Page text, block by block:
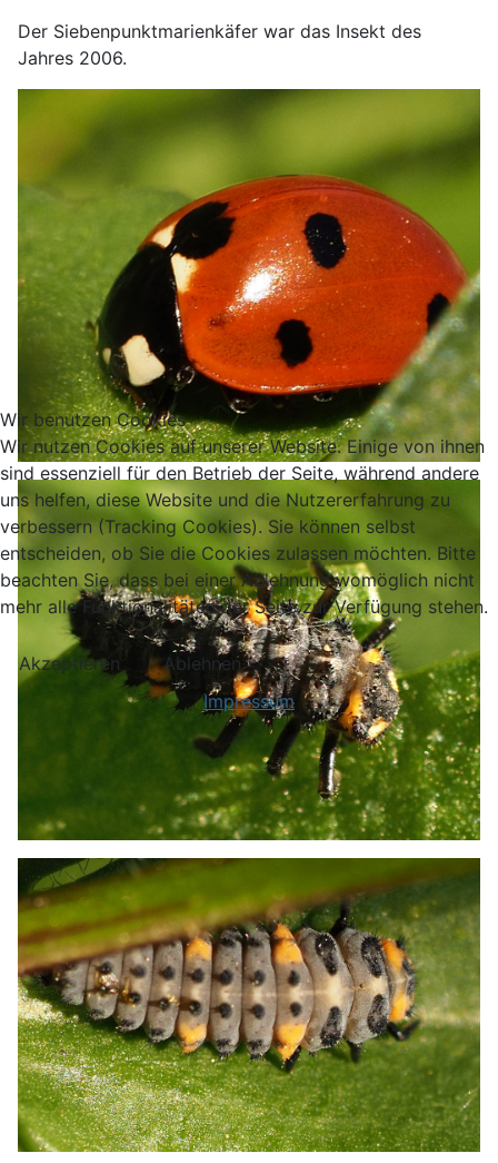
Der Siebenpunktmarienkäfer war das Insekt des
Jahres 2006.
Wir benutzen Cookies
Wir nutzen Cookies auf unserer Website. Einige von ihnen
sind essenziell für den Betrieb der Seite, während andere
uns helfen, diese Website und die Nutzererfahrung zu
verbessern (Tracking Cookies). Sie können selbst
entscheiden, ob Sie die Cookies zulassen möchten. Bitte
beachten Sie, dass bei einer Ablehnung womöglich nicht
mehr alle Funktionalitäten der Seite zur Verfügung stehen.
Akzeptieren
Ablehnen
Impressum